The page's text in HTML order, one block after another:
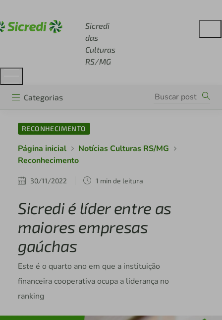
Sicredi
das
Culturas
RS/MG
Categorias
RECONHECIMENTO
Página inicial
Notícias Culturas RS/MG
Reconhecimento
30/11/2022 1 min de leitura
Sicredi é líder entre as
maiores empresas
gaúchas
Este é o quarto ano em que a instituição
financeira cooperativa ocupa a liderança no
ranking